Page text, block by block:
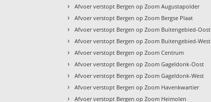
› Afvoer verstopt Bergen op Zoom Augustapolder
› Afvoer verstopt Bergen op Zoom Bergse Plaat
› Afvoer verstopt Bergen op Zoom Buitengebied-Oost
› Afvoer verstopt Bergen op Zoom Buitengebied-West
› Afvoer verstopt Bergen op Zoom Centrum
› Afvoer verstopt Bergen op Zoom Gageldonk-Oost
› Afvoer verstopt Bergen op Zoom Gageldonk-West
› Afvoer verstopt Bergen op Zoom Havenkwartier
› Afvoer verstopt Bergen op Zoom Heimolen